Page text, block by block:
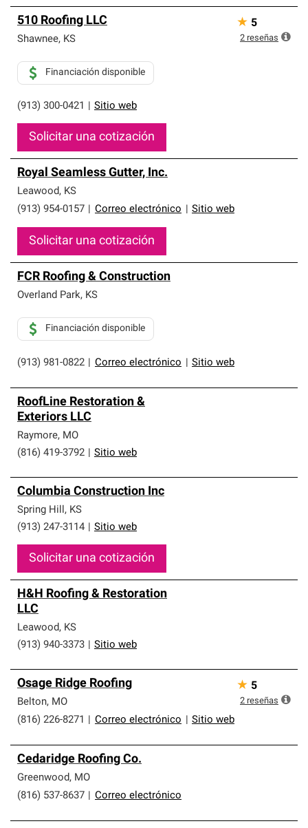
510 Roofing LLC
Shawnee, KS
(913) 300-0421 Sitio web
Financiación disponible
Solicitar una cotización
★ 5
2 reseñas
Royal Seamless Gutter, Inc.
Leawood, KS
(913) 954-0157
Correo electrónico Sitio web
Solicitar una cotización
FCR Roofing & Construction
Overland Park, KS
(913) 981-0822 Correo electrónico Sitio web
Financiación disponible
RoofLine Restoration &
Exteriors LLC
Raymore, MO
(816) 419-3792
Sitio web
Columbia Construction Inc
Spring Hill, KS
(913) 247-3114
Sitio web
Solicitar una cotización
H&H Roofing & Restoration
LLC
Leawood, KS
(913) 940-3373
Sitio web
Osage Ridge Roofing
Belton, MO
(816) 226-8271
Correo electrónico Sitio web
★ 5
2 reseñas
Cedaridge Roofing Co.
Greenwood, MO
(816) 537-8637
Correo electrónico